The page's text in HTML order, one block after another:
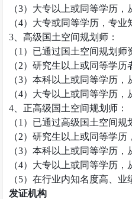
（3）大专以上或同等学历，
（4）大专或同等学历，专业
3 、高级国土空间规划师：
（1 ）已通过国土空间规划师
（2）研究生以上或同等学历
（3）本科以上或同等学历，
（4）大专以上或同等学历，
4 、正高级国土空间规划师：
（1 ）已通过高级国土空间规
（2）研究生以上或同等学历
（3）本科以上或同等学历，
（4）大专以上或同等学历，
（5）在行业内知名度高、业
发证机构